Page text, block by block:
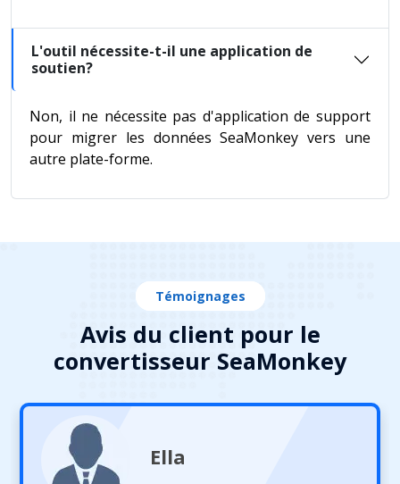
L'outil nécessite-t-il une application de
soutien?
Non, il ne nécessite pas d'application de support
pour migrer les données SeaMonkey vers une
autre plate-forme.
Témoignages
Avis du client pour le
convertisseur SeaMonkey
Ella